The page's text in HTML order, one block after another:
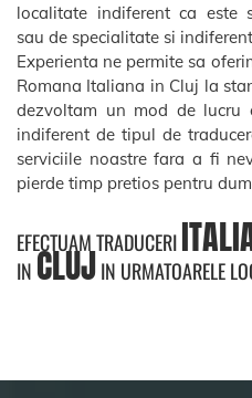
localitate indiferent ca este
sau de specialitate si
Experienta ne permite sa
Romana Italiana in Cluj la
dezvoltam un mod de
indiferent de tipul de
serviciile noastre fara a fi
pierde timp pretios pentru
EFECTUAM TRADUCERI
INCLUJIN URMATOARELE